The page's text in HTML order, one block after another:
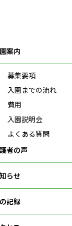
案内
募集要項
入園までの流れ
費用
入園説明会
よくある質問
者の声
らせ
記録